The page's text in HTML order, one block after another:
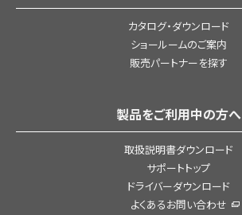
カタログ・ダウンロード
ショールームのご案内
販売パートナーを探す
製品をご利用中の方へ
取扱説明書ダウンロード
サポートトップ
ドライバーダウンロード
よくあるお問い合わせ